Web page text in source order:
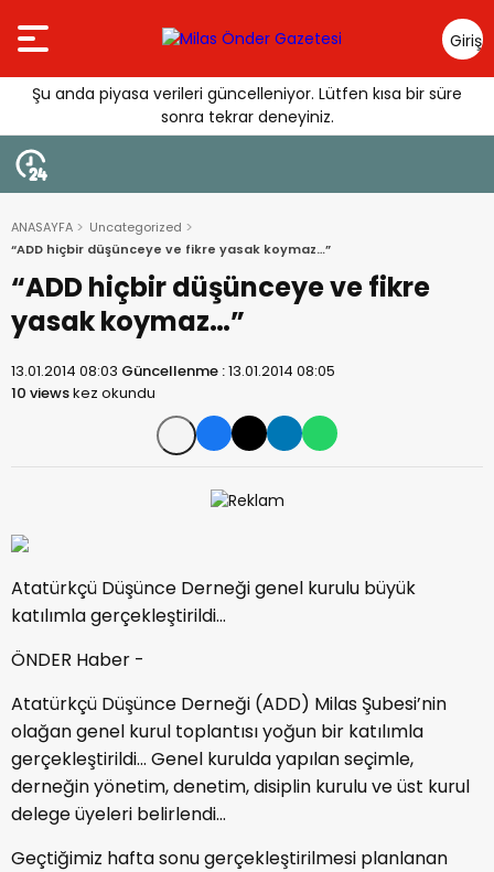
Giriş
Yap
Şu anda piyasa verileri güncelleniyor. Lütfen kısa bir süre
sonra tekrar deneyiniz.
ANASAYFA
Uncategorized
“ADD hiçbir düşünceye ve fikre yasak koymaz…”
“ADD hiçbir düşünceye ve fikre
yasak koymaz…”
13.01.2014 08:03 Güncellenme :13.01.2014 08:05
10 viewskez okundu
Atatürkçü Düşünce Derneği genel kurulu büyük
katılımla gerçekleştirildi…
ÖNDER Haber -
Atatürkçü Düşünce Derneği (ADD) Milas Şubesi’nin
olağan genel kurul toplantısı yoğun bir katılımla
gerçekleştirildi… Genel kurulda yapılan seçimle,
derneğin yönetim, denetim, disiplin kurulu ve üst kurul
delege üyeleri belirlendi…
Geçtiğimiz hafta sonu gerçekleştirilmesi planlanan